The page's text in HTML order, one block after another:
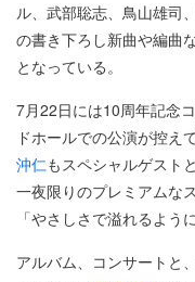
ル、武部聡志、鳥山雄司
の書き下ろし新曲や編曲
となっている。
7月22日には10周年記念
ドホールでの公演が控え
沖仁もスペシャルゲスト
一夜限りのプレミアムな
「やさしさで溢れるよう
アルバム、コンサートと